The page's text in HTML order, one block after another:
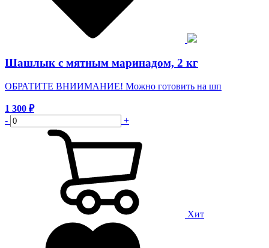
Шашлык с мятным маринадом, 2 кг
ОБРАТИТЕ ВНИИМАНИЕ! Можно готовить на шп
1 300 ₽
-
+
Хит